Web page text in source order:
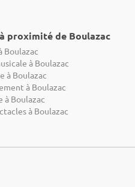
proximité de Boulazac
Boulazac
à Boulazac
à Boulazac
à Boulazac
à Boulazac
à Boulazac